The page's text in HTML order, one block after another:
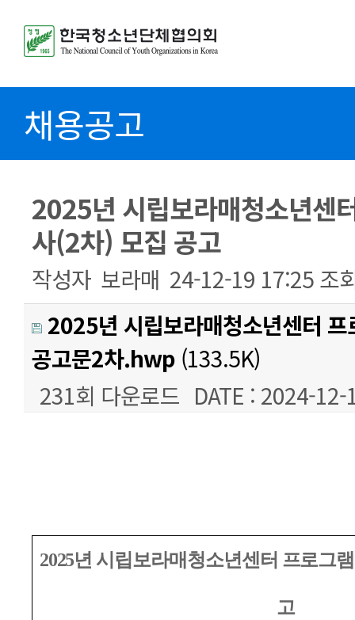
채용공고
2025년 시립보라매청소년센
사(2차) 모집 공고
작성자 보라매 24-12-19 17:25 조
2025년 시립보라매청소년센터
공고문2차.hwp (133.5K)
231회 다운로드 DATE : 2024-
2025년 시립보라매청소년센터 프로그
고